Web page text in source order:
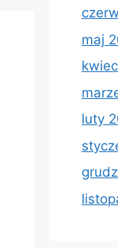
maj
luty